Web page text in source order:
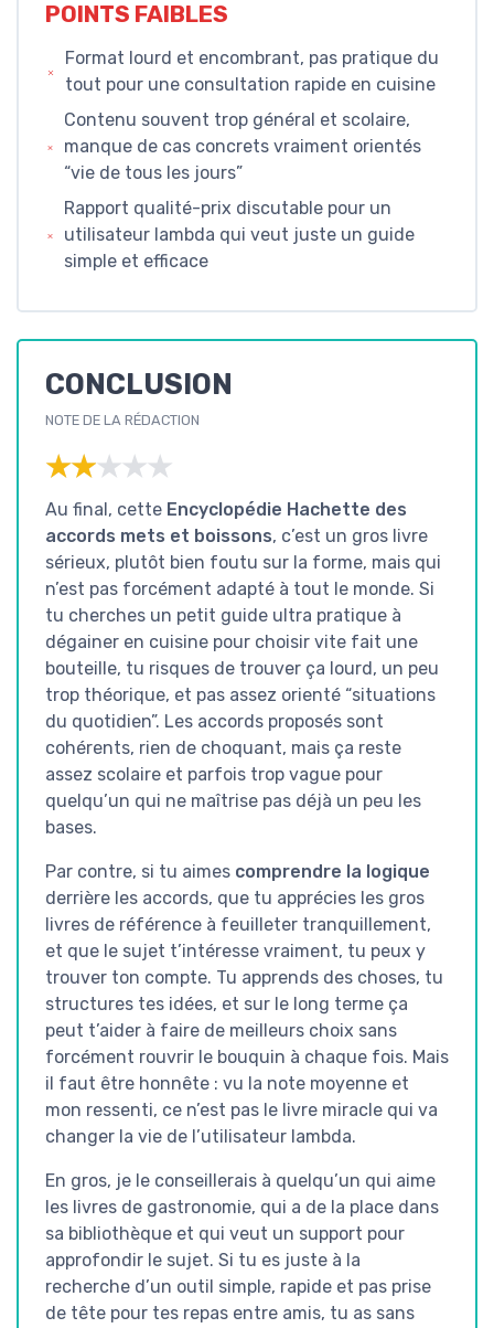
POINTS FAIBLES
Format lourd et encombrant, pas pratique du
tout pour une consultation rapide en cuisine
Contenu souvent trop général et scolaire,
manque de cas concrets vraiment orientés
“vie de tous les jours”
Rapport qualité-prix discutable pour un
utilisateur lambda qui veut juste un guide
simple et efficace
CONCLUSION
NOTE DE LA RÉDACTION
★★★★★
★★★★★
Au final, cette Encyclopédie Hachette des
accords mets et boissons, c’est un gros livre
sérieux, plutôt bien foutu sur la forme, mais qui
n’est pas forcément adapté à tout le monde. Si
tu cherches un petit guide ultra pratique à
dégainer en cuisine pour choisir vite fait une
bouteille, tu risques de trouver ça lourd, un peu
trop théorique, et pas assez orienté “situations
du quotidien”. Les accords proposés sont
cohérents, rien de choquant, mais ça reste
assez scolaire et parfois trop vague pour
quelqu’un qui ne maîtrise pas déjà un peu les
bases.
Par contre, si tu aimes comprendre la logique
derrière les accords, que tu apprécies les gros
livres de référence à feuilleter tranquillement,
et que le sujet t’intéresse vraiment, tu peux y
trouver ton compte. Tu apprends des choses, tu
structures tes idées, et sur le long terme ça
peut t’aider à faire de meilleurs choix sans
forcément rouvrir le bouquin à chaque fois. Mais
il faut être honnête : vu la note moyenne et
mon ressenti, ce n’est pas le livre miracle qui va
changer la vie de l’utilisateur lambda.
En gros, je le conseillerais à quelqu’un qui aime
les livres de gastronomie, qui a de la place dans
sa bibliothèque et qui veut un support pour
approfondir le sujet. Si tu es juste à la
recherche d’un outil simple, rapide et pas prise
de tête pour tes repas entre amis, tu as sans